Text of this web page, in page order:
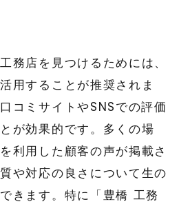
務店を見つけるためには、
用することが推奨されま
コミサイトやSNSでの評価
が効果的です。多くの場
利用した顧客の声が掲載さ
や対応の良さについて生の
きます。特に「豊橋 工務